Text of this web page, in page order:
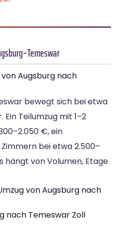
Augsburg nach
bewegt sich bei etwa
Teilumzug mit 1–2
€, ein
bei etwa 2.500–
hängt von Volumen, Etage
von Augsburg nach
nach Temeswar Zoll